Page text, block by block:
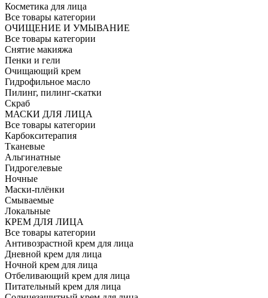
Косметика для лица
Все товары категории
ОЧИЩЕНИЕ И УМЫВАНИЕ
Все товары категории
Снятие макияжа
Пенки и гели
Очищающий крем
Гидрофильное масло
Пилинг, пилинг-скатки
Скраб
МАСКИ ДЛЯ ЛИЦА
Все товары категории
Карбокситерапия
Тканевые
Альгинатные
Гидрогелевые
Ночные
Маски-плёнки
Смываемые
Локальные
КРЕМ ДЛЯ ЛИЦА
Все товары категории
Антивозрастной крем для лица
Дневной крем для лица
Ночной крем для лица
Отбеливающий крем для лица
Питательный крем для лица